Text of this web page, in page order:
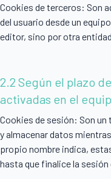
Cookies de terceros: Son
del usuario desde un
editor, sino por otra
2.2 Según el plazo
activadas en el
Cookies de sesión: Son
y almacenar datos
propio nombre indica,
hasta que finalice la